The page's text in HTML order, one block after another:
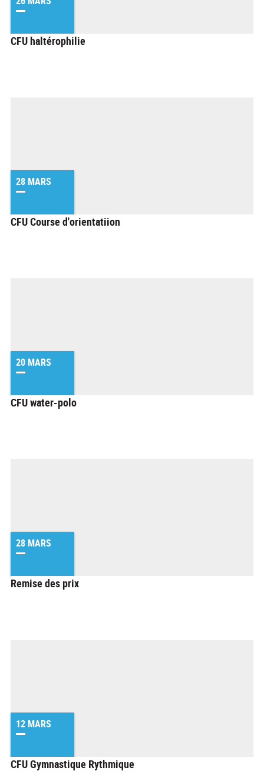
CFU haltérophilie
28 MARS
CFU Course d'orientatiion
20 MARS
CFU water-polo
28 MARS
Remise des prix
12 MARS
CFU Gymnastique Rythmique